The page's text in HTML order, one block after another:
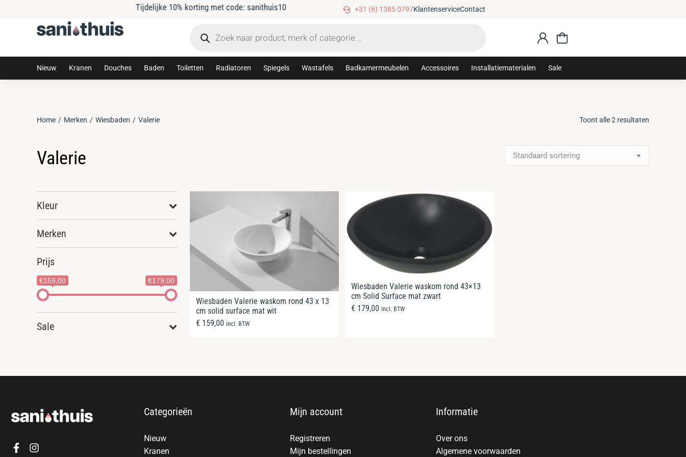
Tijdelijke 10% korting met code: sanithuis10 Gratis verzending vanaf €75,-
+31 (6) 1385 0797KlantenserviceContact
Nieuw Kranen Douches Baden Toiletten Radiatoren Spiegels Wastafels Badkamermeubelen Accessoires Installatiematerialen Sale
Je bent hier:
Home Merken Wiesbaden Valerie Toont alle 2 resultaten
Valerie
Kleur
Merken
Prijs
€159,00 €179,00
Sale
Wiesbaden Valerie waskom rond 43 x 13
cm solid surface mat wit
€ 159,00 incl. BTW
Wiesbaden Valerie waskom rond 43×13
cm Solid Surface mat zwart
€ 179,00 incl. BTW
Categorieën
Nieuw
Kranen
Mijn account
Registreren
Mijn bestellingen
Informatie
Over ons
Algemene voorwaarden